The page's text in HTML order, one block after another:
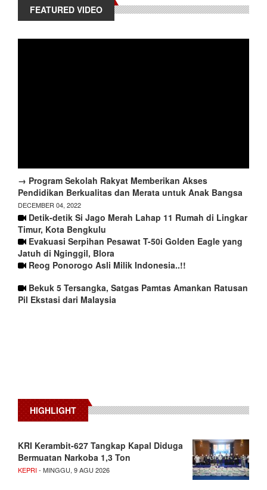
FEATURED VIDEO
→ Program Sekolah Rakyat Memberikan Akses
Pendidikan Berkualitas dan Merata untuk Anak Bangsa
DECEMBER 04, 2022
Detik-detik Si Jago Merah Lahap 11 Rumah di Lingkar
Timur, Kota Bengkulu
Evakuasi Serpihan Pesawat T-50i Golden Eagle yang
Jatuh di Nginggil, Blora
Reog Ponorogo Asli Milik Indonesia..!!
Bekuk 5 Tersangka, Satgas Pamtas Amankan Ratusan
Pil Ekstasi dari Malaysia
HIGHLIGHT
KRI Kerambit-627 Tangkap Kapal Diduga
Bermuatan Narkoba 1,3 Ton
KEPRI- MINGGU, 9 AGU 2026